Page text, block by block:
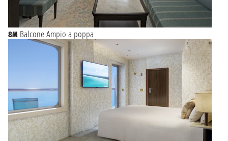
8M Balcone Ampio a poppa